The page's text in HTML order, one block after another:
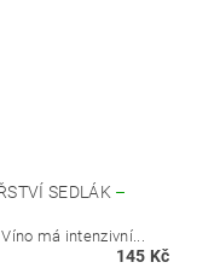
SEDLÁK –
má intenzivní...
145 Kč